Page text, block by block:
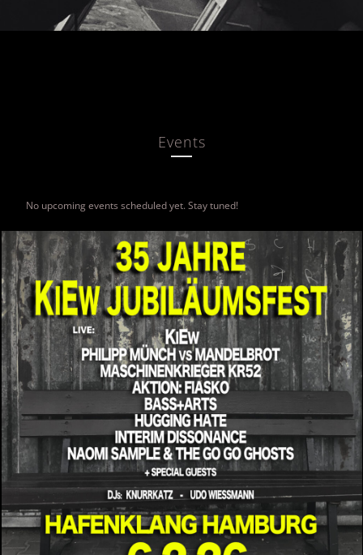
Events
No upcoming events scheduled yet. Stay tuned!